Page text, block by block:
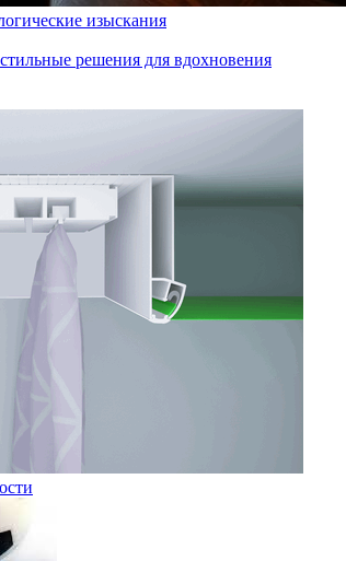
изыскания
решения для вдохновения